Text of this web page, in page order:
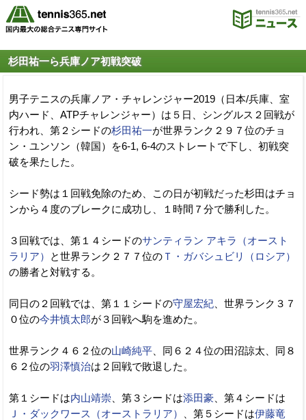
杉田祐一ら兵庫ノア初戦突破
男子テニスの兵庫ノア・チャレンジャー2019（日本/兵庫、室
内ハード、ATPチャレンジャー）は５日、シングルス２回戦が
行われ、第２シードの杉田祐一が世界ランク２９７位のチョ
ン・ユンソン（韓国）を6-1, 6-4のストレートで下し、初戦突
破を果たした。
シード勢は１回戦免除のため、この日が初戦だった杉田はチョ
ンから４度のブレークに成功し、１時間７分で勝利した。
３回戦では、第１４シードのサンティラン アキラ（オースト
ラリア）
と世界ランク２７７位の Ｔ・ガバシュビリ（ロシア）
の勝者と対戦する。
同日の２回戦では、第１１シードの守屋宏紀 、世界ランク３７
０位の今井慎太郎が３回戦へ駒を進めた。
世界ランク４６２位の山崎純平 、同６２４位の田沼諒太、同８
６２位の羽澤慎治は２回戦で敗退した。
第１シードは内山靖崇 、第３シードは添田豪 、第４シードは
Ｊ・ダックワース（オーストラリア）
、第５シードは伊藤竜